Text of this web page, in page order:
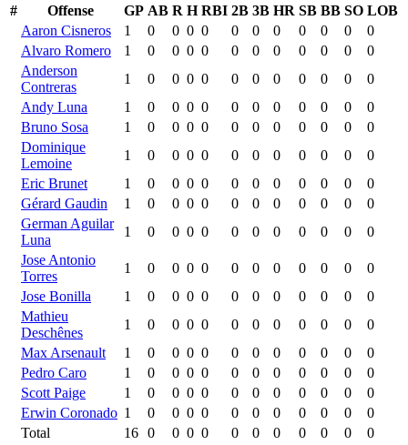
#
Offense GP AB R H RBI 2B 3B HR SB BB SO LOB
Aaron Cisneros
1 0 0 0 0 0 0 0 0 0 0
0
Alvaro Romero
1 0 0 0 0 0 0 0 0 0 0
0
Anderson
Contreras
1 0 0 0 0 0 0 0 0 0 0
0
Andy Luna
1 0 0 0 0 0 0 0 0 0 0
0
Bruno Sosa
1 0 0 0 0 0 0 0 0 0 0
0
Dominique
Lemoine
1 0 0 0 0 0 0 0 0 0 0
0
Eric Brunet
1 0 0 0 0 0 0 0 0 0 0
0
Gérard Gaudin
1 0 0 0 0 0 0 0 0 0 0
0
German Aguilar
Luna
1 0 0 0 0 0 0 0 0 0 0
0
Jose Antonio
Torres
1 0 0 0 0 0 0 0 0 0 0
0
Jose Bonilla
1 0 0 0 0 0 0 0 0 0 0
0
Mathieu
Deschênes
1 0 0 0 0 0 0 0 0 0 0
0
Max Arsenault
1 0 0 0 0 0 0 0 0 0 0
0
Pedro Caro
1 0 0 0 0 0 0 0 0 0 0
0
Scott Paige
1 0 0 0 0 0 0 0 0 0 0
0
Erwin Coronado 1 0 0 0 0 0 0 0 0 0 0
0
Total
16 0 0 0 0 0 0 0 0 0 0
0